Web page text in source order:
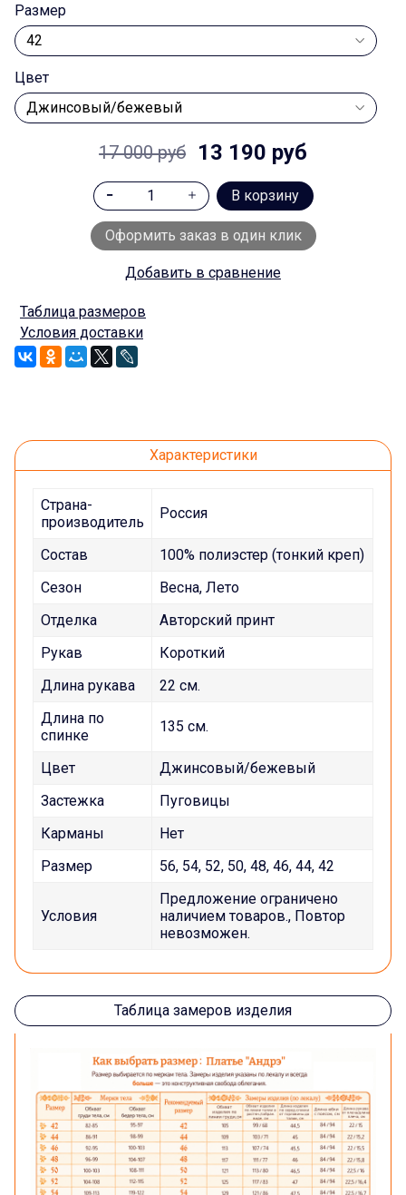
Размер
Цвет
17 000 руб 13 190 руб
В корзину
Оформить заказ в один клик
Добавить в сравнение
Таблица размеров
Условия доставки
Характеристики
Страна-
производитель
Россия
Состав
100% полиэстер (тонкий креп)
Сезон
Весна, Лето
Отделка
Авторский принт
Рукав
Короткий
Длина рукава
22 см.
Длина по
спинке
135 см.
Цвет
Джинсовый/бежевый
Застежка
Пуговицы
Карманы
Нет
Размер
56, 54, 52, 50, 48, 46, 44, 42
Условия
Предложение ограничено
наличием товаров., Повтор
невозможен.
Таблица замеров изделия